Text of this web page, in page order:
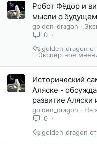
Робот Фëдор и
мысли о будущем
golden_dragon
0
Экспертное
golden_dragon
Исторический
Аляске -
развитие
golden_dragon
На
0
golden_dragon